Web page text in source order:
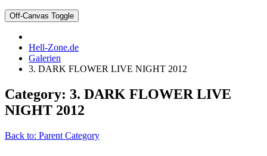
Off-Canvas Toggle
Hell-Zone.de
Galerien
3. DARK FLOWER LIVE NIGHT 2012
Category: 3. DARK FLOWER LIVE
NIGHT 2012
Back to: Parent Category